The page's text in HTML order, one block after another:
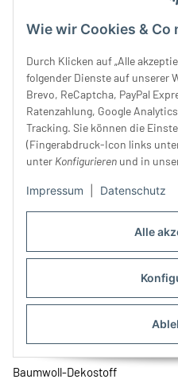
Alle
Wie wir Cookies & Co
Durch Klicken auf „Alle
folgender Dienste auf unserer
Brevo, ReCaptcha, PayPal
Ratenzahlung, Google
Tracking. Sie können die
(Fingerabdruck-Icon links
unter Konfigurieren und in
Impressum Datenschutz
Dekostoff PANAMA, helles
taubenblau, Clarke & Clarke
32,99 €*
Baumwoll-Dekostoff